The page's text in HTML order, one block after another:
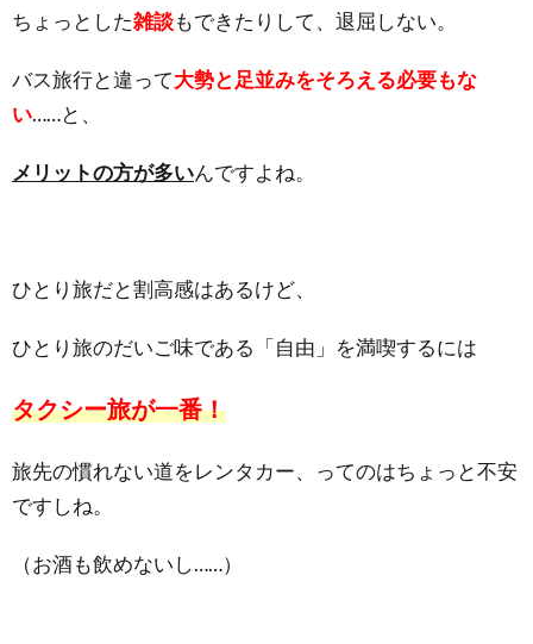
ちょっとした雑談もできたりして、退屈しない。
バス旅行と違って大勢と足並みをそろえる必要もな
い……と、
メリットの方が多いんですよね。
ひとり旅だと割高感はあるけど、
ひとり旅のだいご味である「自由」を満喫するには
タクシー旅が一番！
旅先の慣れない道をレンタカー、ってのはちょっと不安
ですしね。
（お酒も飲めないし……）